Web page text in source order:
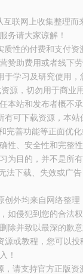
容如下：
:
互联网上收集整理而
务请大家谅解！
质性的付费和支付资
赞助费用或者线下劳
于学习及研究使用，
源，切勿用于商业
本站和发布者概不承
有可下载资源，本站
完善功能等正面优
性、安全性和完整
为目的，并不是所
法下载、失效或广
创外均来自网络整理
如侵犯到您的合法
除并致以最深的歉意
源或教程，您可以投
！
，请支持官方正版资